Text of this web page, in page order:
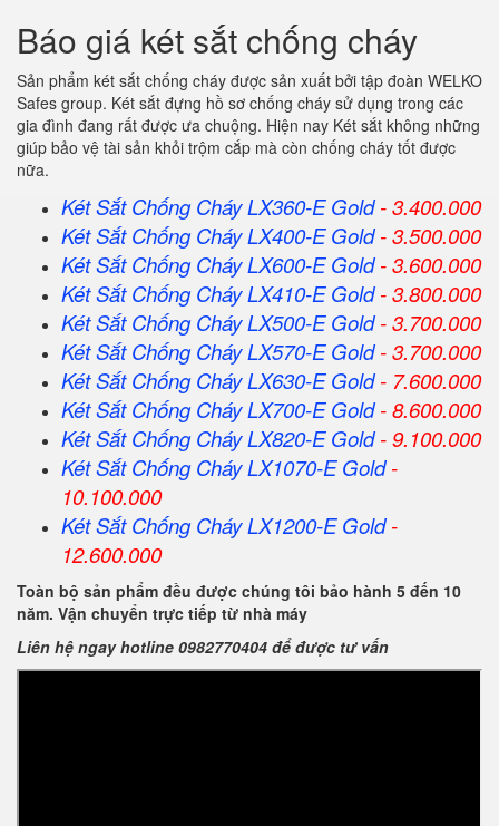
Báo giá két sắt chống cháy
Sản phẩm két sắt chống cháy được sản xuất bởi tập đoàn WELKO
Safes group. Két sắt đựng hồ sơ chống cháy sử dụng trong các
gia đình đang rất được ưa chuộng. Hiện nay Két sắt không những
giúp bảo vệ tài sản khỏi trộm cắp mà còn chống cháy tốt được
nữa.
Két Sắt Chống Cháy LX360-E Gold- 3.400.000
Két Sắt Chống Cháy LX400-E Gold- 3.500.000
Két Sắt Chống Cháy LX600-E Gold- 3.600.000
Két Sắt Chống Cháy LX410-E Gold- 3.800.000
Két Sắt Chống Cháy LX500-E Gold- 3.700.000
Két Sắt Chống Cháy LX570-E Gold- 3.700.000
Két Sắt Chống Cháy LX630-E Gold- 7.600.000
Két Sắt Chống Cháy LX700-E Gold- 8.600.000
Két Sắt Chống Cháy LX820-E Gold- 9.100.000
Két Sắt Chống Cháy LX1070-E Gold-
10.100.000
Két Sắt Chống Cháy LX1200-E Gold-
12.600.000
Toàn bộ sản phẩm đều được chúng tôi bảo hành 5 đến 10
năm. Vận chuyển trực tiếp từ nhà máy
Liên hệ ngay hotline 0982770404 để được tư vấn